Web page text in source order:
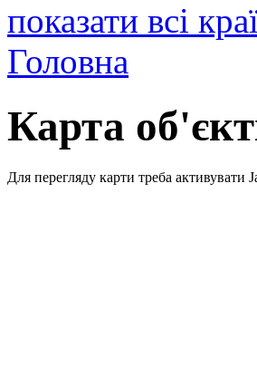
показати всі
Головна
Карта
Для перегляду карти треба активувати